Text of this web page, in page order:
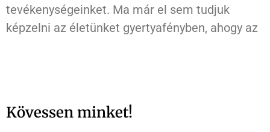
tevékenységeinket. Ma már el sem tudjuk
képzelni az életünket gyertyafényben, ahogy az
Kövessen minket!